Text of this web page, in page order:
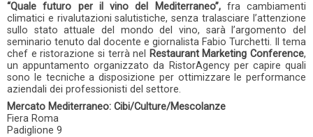
“Quale futuro per il vino del Mediterraneo”,fra cambiamenti
climatici e rivalutazioni salutistiche, senza tralasciare l’attenzione
sullo stato attuale del mondo del vino, sarà l’argomento del
seminario tenuto dal docente e giornalista Fabio Turchetti. Il tema
chef e ristorazione si terrà nel
Restaurant Marketing Conference,
un appuntamento organizzato da RistorAgency per capire quali
sono le tecniche a disposizione per ottimizzare le performance
aziendali dei professionisti del settore.
Mercato Mediterraneo: Cibi/Culture/Mescolanze
Fiera Roma
Padiglione 9